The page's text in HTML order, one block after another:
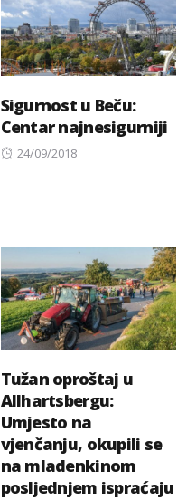
Sigurnost u Beču:
Centar najnesigurniji
Posted
24/09/2018
Tužan oproštaj u
Allhartsbergu:
Umjesto na
vjenčanju, okupili se
na mladenkinom
posljednjem ispraćaju